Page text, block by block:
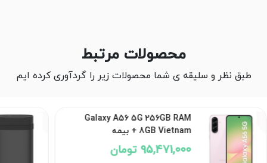
محصولات مرتبط
طبق نظر و سلیقه ی شما محصولات زیر را گردآوری کرده ایم
Galaxy A56 5G 256GB RAM
8GB Vietnam + بیمه
95,471,000 تومان